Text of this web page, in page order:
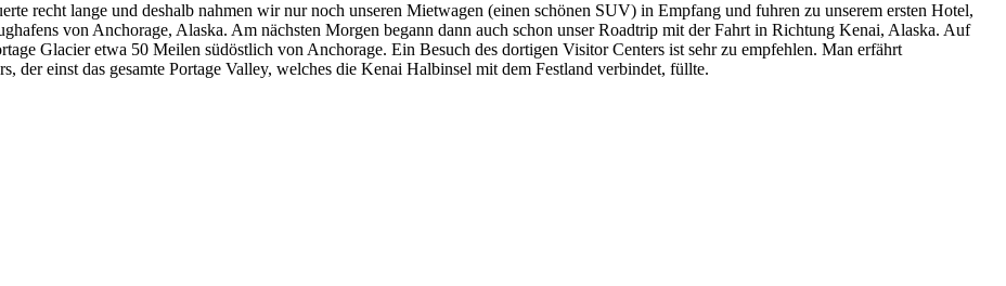
recht lange und deshalb nahmen wir nur noch unseren Mietwagen (einen schönen SUV) in Empfang und fuhren zu unserem ersten Hotel,
von Anchorage, Alaska. Am nächsten Morgen begann dann auch schon unser Roadtrip mit der Fahrt in Richtung Kenai, Alaska. Auf
Glacier etwa 50 Meilen südöstlich von Anchorage. Ein Besuch des dortigen Visitor Centers ist sehr zu empfehlen. Man erfährt
der einst das gesamte Portage Valley, welches die Kenai Halbinsel mit dem Festland verbindet, füllte.